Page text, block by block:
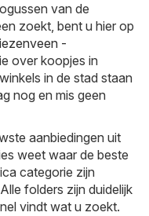
van de
zoekt, bent u hier op
-
over koopjes in
in de stad staan
nog en mis geen
aanbiedingen uit
weet waar de beste
categorie zijn
folders zijn duidelijk
vindt wat u zoekt.